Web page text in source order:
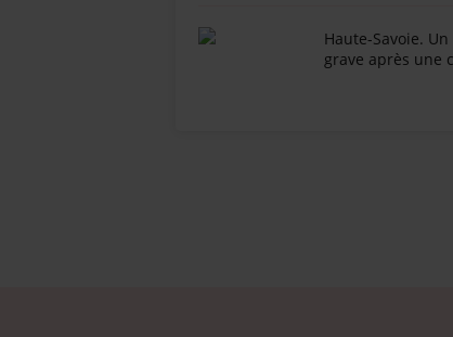
Haute-Savoie.
grave après une
enfants à